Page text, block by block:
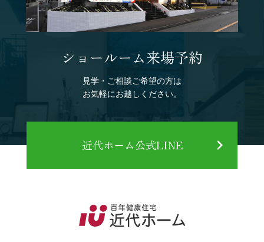
ショールーム来場予約
見学・ご相談ご希望の方は
お気軽にお越しください。
近代ホーム公式LINE